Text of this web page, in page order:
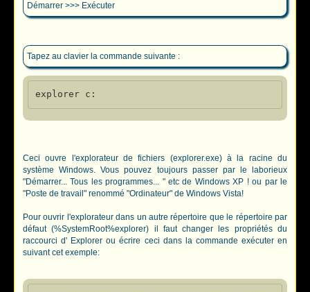
Démarrer >>> Exécuter
Tapez au clavier la commande suivante :
Ceci ouvre l'explorateur de fichiers (explorer.exe) à la racine du
système Windows. Vous pouvez toujours passer par le laborieux
"Démarrer... Tous les programmes... " etc de Windows XP ! ou par le
"Poste de travail" renommé "Ordinateur" de Windows Vista!
Pour ouvrir l'explorateur dans un autre répertoire que le répertoire par
défaut (%SystemRoot%explorer) il faut changer les propriétés du
raccourci d' Explorer ou écrire ceci dans la commande exécuter en
suivant cet exemple: